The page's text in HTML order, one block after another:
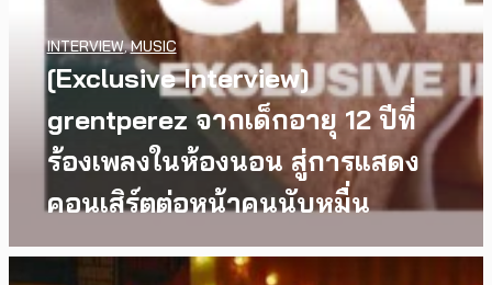
[Exclusive Interview]
grentperez จากเด็กอายุ 12 ปีที่
ร้องเพลงในห้องนอน สู่การแสดง
คอนเสิร์ตต่อหน้าคนนับหมื่น
INTERVIEW,MUSIC